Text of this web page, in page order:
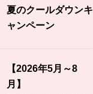
夏のクールダウンキ
ャンペーン
【2026年5月～8
月】